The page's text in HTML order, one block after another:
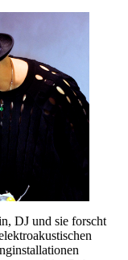
DJ und sie forscht